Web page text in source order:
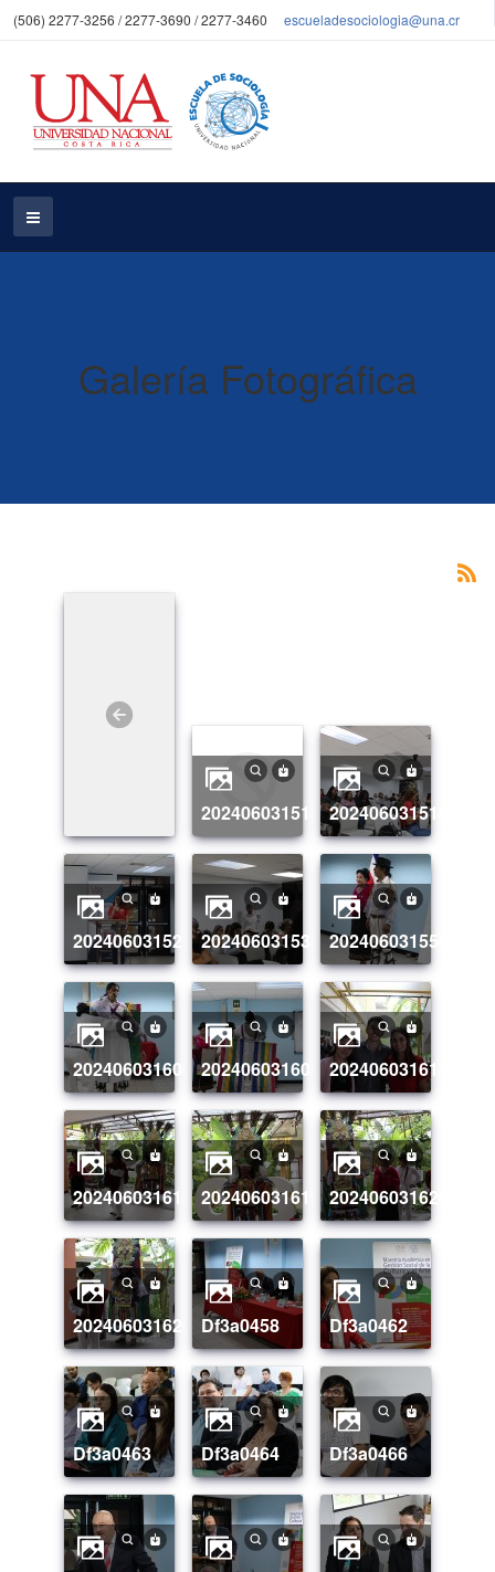
(506) 2277-3256 / 2277-3690 / 2277-3460 escueladesociologia@una.cr
Galería Fotográfica
20240603151037_img_3165
20240603152105_img_319420240603153827_img_3254
20240603160010_img_331720240603160113_img_3326
20240603161327_img_336720240603161923_img_3407
20240603162058_img_3418
df3a0458 df3a0462
df3a0463 df3a0464 df3a0466